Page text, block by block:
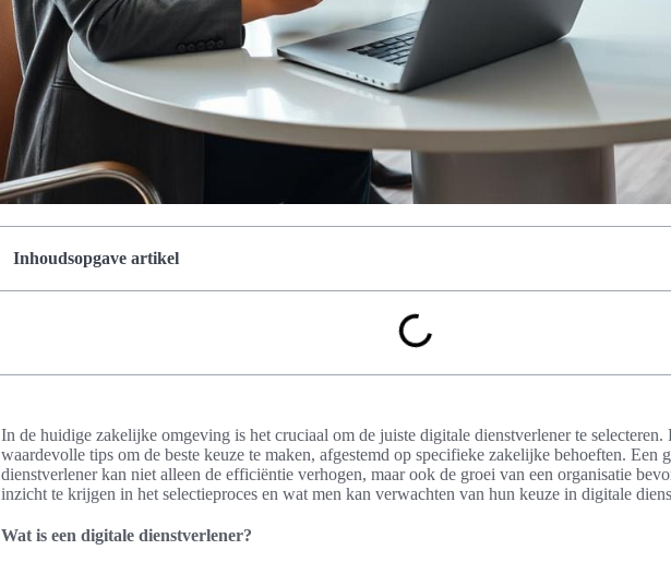
Inhoudsopgave artikel
In de huidige zakelijke omgeving is het cruciaal om de juiste digitale dienstverlener te
waardevolle tips om de beste keuze te maken, afgestemd op specifieke zakelijke behoeften. Een
dienstverlener kan niet alleen de efficiëntie verhogen, maar ook de groei van een organisatie
inzicht te krijgen in het selectieproces en wat men kan verwachten van hun keuze in digitale
Wat is een digitale dienstverlener?